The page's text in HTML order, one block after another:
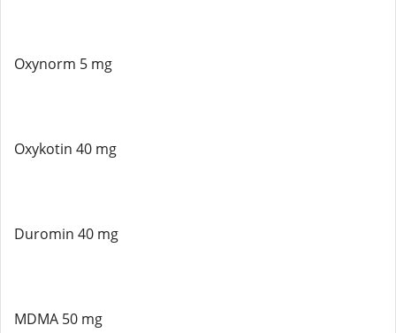
Oxynorm 5 mg
Oxykotin 40 mg
Duromin 40 mg
MDMA 50 mg